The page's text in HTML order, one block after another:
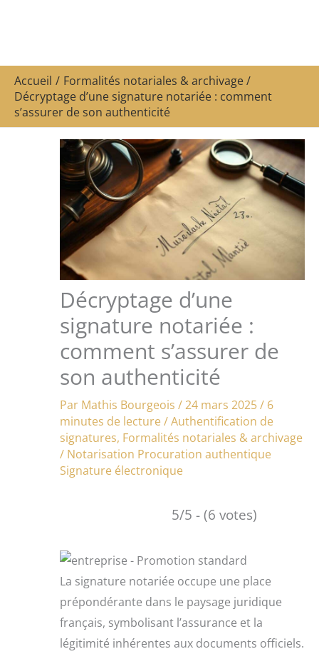
Accueil
Formalités notariales & archivage
Décryptage d’une signature notariée : comment
s’assurer de son authenticité
Décryptage d’une
signature notariée :
comment s’assurer de
son authenticité
Par Mathis Bourgeois /24 mars 2025/ 6
minutes de lecture/Authentification de
signatures, Formalités notariales & archivage
/ Notarisation Procuration authentique
Signature électronique
5/5 - (6 votes)
La signature notariée occupe une place
prépondérante dans le paysage juridique
français, symbolisant l’assurance et la
légitimité inhérentes aux documents officiels.